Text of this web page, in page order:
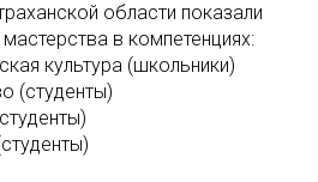
области показали
в компетенциях:
культура (школьники)
(студенты)